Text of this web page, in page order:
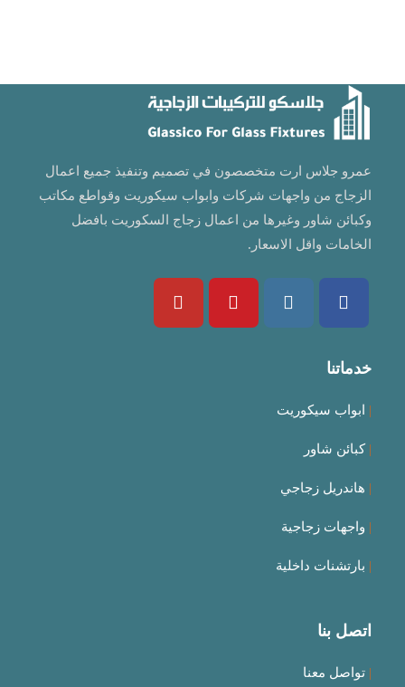
عمرو جلاس ارت متخصصون في تصميم وتنفيذ جميع اعمال
الزجاج من واجهات شركات وابواب سيكوريت وقواطع مكاتب
وكبائن شاور وغيرها من اعمال زجاج السكوريت بافضل
الخامات واقل الاسعار.
خدماتنا
| ابواب سيكوريت
|كبائن شاور
| هاندريل زجاجي
| واجهات زجاجية
| بارتشنات داخلية
اتصل بنا
|تواصل معنا